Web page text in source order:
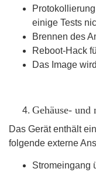
einige Tests
Brennen des
Reboot-Hack
Das Image
Gehäuse- und
Das Gerät enthält
folgende externe
Stromeingang